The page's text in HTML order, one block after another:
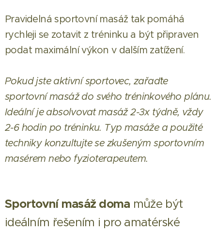
Pravidelná sportovní masáž tak pomáhá
rychleji se zotavit z tréninku a být připraven
podat maximální výkon v dalším zatížení.
Pokud jste aktivní sportovec, zařaďte
sportovní masáž do svého tréninkového plánu.
Ideální je absolvovat masáž 2-3x týdně, vždy
2-6 hodin po tréninku. Typ masáže a použité
techniky konzultujte se zkušeným sportovním
masérem nebo fyzioterapeutem.
Sportovní masáž doma může být
ideálním řešením i pro amatérské